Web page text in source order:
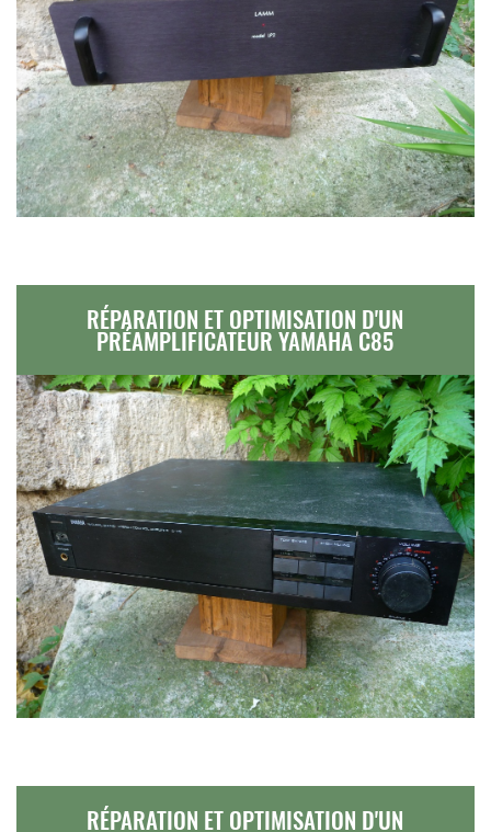
RÉPARATION ET OPTIMISATION D'UN
PRÉAMPLIFICATEUR YAMAHA C85
RÉPARATION ET OPTIMISATION D'UN